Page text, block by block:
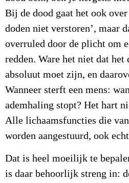
Bij de dood gaat het ook over
doden niet verstoren’, maar
overruled door de plicht om
redden. Ware het niet dat
absoluut moet zijn, en
Wanneer sterft een mens:
ademhaling stopt? Het hart
Alle lichaamsfuncties die
worden aangestuurd, ook
Dat is heel moeilijk te
is daar behoorlijk streng in: